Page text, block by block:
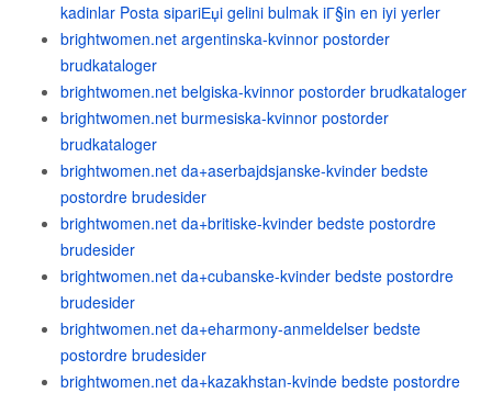
kadinlar Posta sipariЕџi gelini bulmak iГ§in en iyi yerler
brightwomen.net argentinska-kvinnor postorder
brudkataloger
brightwomen.net belgiska-kvinnor postorder brudkataloger
brightwomen.net burmesiska-kvinnor postorder
brudkataloger
brightwomen.net da+aserbajdsjanske-kvinder bedste
postordre brudesider
brightwomen.net da+britiske-kvinder bedste postordre
brudesider
brightwomen.net da+cubanske-kvinder bedste postordre
brudesider
brightwomen.net da+eharmony-anmeldelser bedste
postordre brudesider
brightwomen.net da+kazakhstan-kvinde bedste postordre